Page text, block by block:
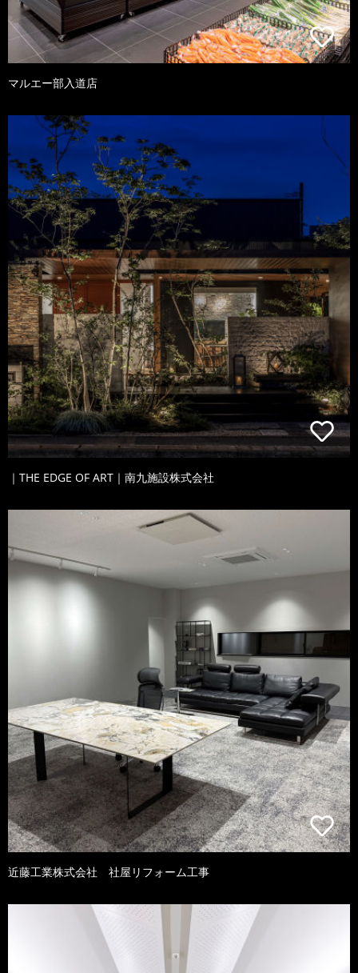
マルエー部入道店
｜THE EDGE OF ART｜南九施設株式会社
近藤工業株式会社 社屋リフォーム工事